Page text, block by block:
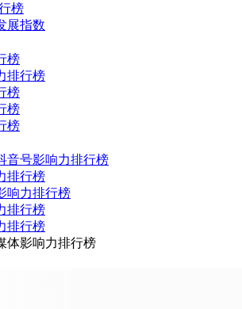
榜
展指数
榜
排行榜
榜
榜
榜
音号影响力排行榜
排行榜
响力排行榜
排行榜
排行榜
体影响力排行榜